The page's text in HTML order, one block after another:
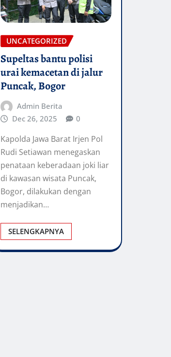
UNCATEGORIZED
Supeltas bantu polisi
urai kemacetan di jalur
Puncak, Bogor
Admin Berita
Dec 26, 2025
0
Kapolda Jawa Barat Irjen Pol
Rudi Setiawan menegaskan
penataan keberadaan joki liar
di kawasan wisata Puncak,
Bogor, dilakukan dengan
menjadikan…
SELENGKAPNYA